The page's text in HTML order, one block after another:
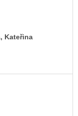
Kateřina